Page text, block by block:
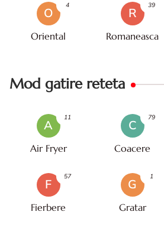
O
Oriental
4
R
Romaneasca
39
Mod gatire reteta
A
Air Fryer
11
C
Coacere
79
F
Fierbere
57
G
Gratar
1